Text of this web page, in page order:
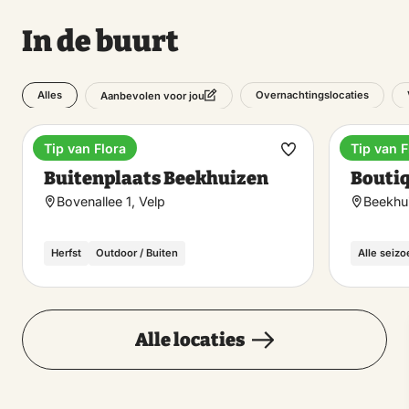
In de buurt
Alles Aanbevolen voor jou Overnachtingslocaties
Camping
Buitenplaats Beekhuizen
Bovenallee 1, Velp
Herfst Outdoor / Buiten
Tip van Flora
Maak
Alle
Tip van
Alle locaties